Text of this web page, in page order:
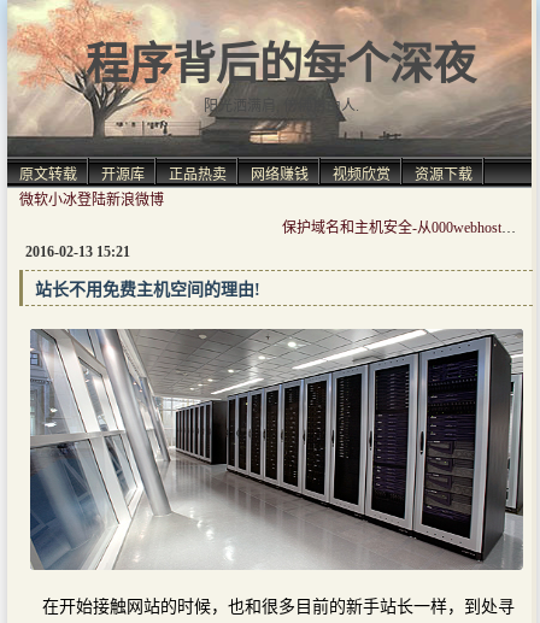
程序背后的每个深夜
阳光洒满肩, 仿佛自由人.
原文转载 开源库 正品热卖 网络赚钱 视频欣赏
资源下载
微软小冰登陆新浪微博
保护域名和主机安全-从000webhost空间被黑谈使用免费空间的自我保护
2016-02-13 15:21
站长不用免费主机空间的理由!
在开始接触网站的时候，也和很多目前的新手站长一样，到处寻